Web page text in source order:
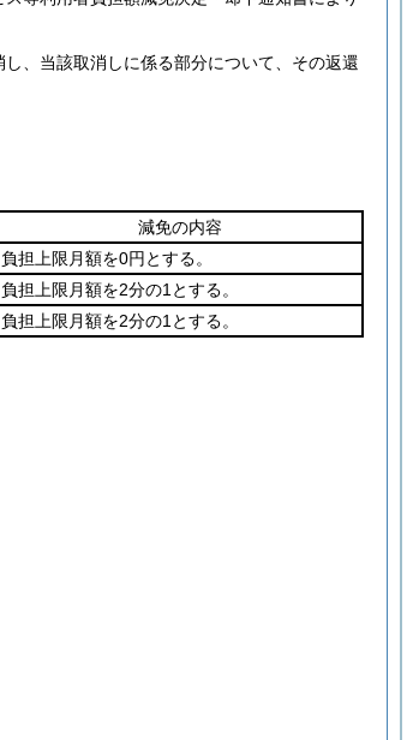
、当該取消しに係る部分について、その返還
減免の内容
負担上限月額を0円とする。
負担上限月額を2分の1とする。
負担上限月額を2分の1とする。